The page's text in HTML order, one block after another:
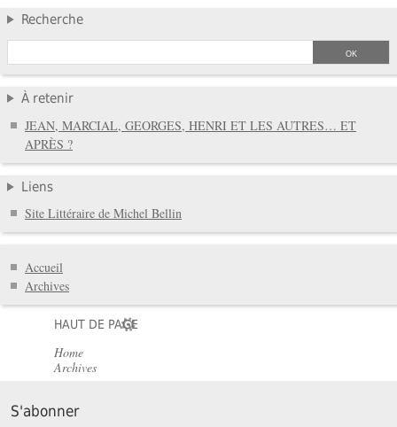
Recherche
À retenir
JEAN, MARCIAL, GEORGES, HENRI ET LES AUTRES… ET
APRÈS ?
Liens
Site Littéraire de Michel Bellin
Accueil
Archives
HAUT DE PAGE
Home
Archives
S'abonner